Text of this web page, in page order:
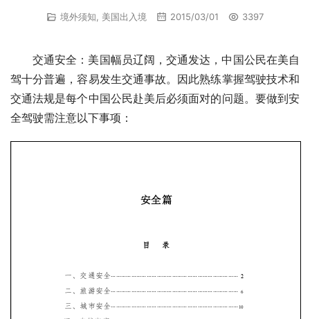
境外须知 美国出入境 2015/03/01 3397
交通安全：美国幅员辽阔，交通发达，中国公民在美自
驾十分普遍，容易发生交通事故。因此熟练掌握驾驶技术和
交通法规是每个中国公民赴美后必须面对的问题。要做到安
全驾驶需注意以下事项：